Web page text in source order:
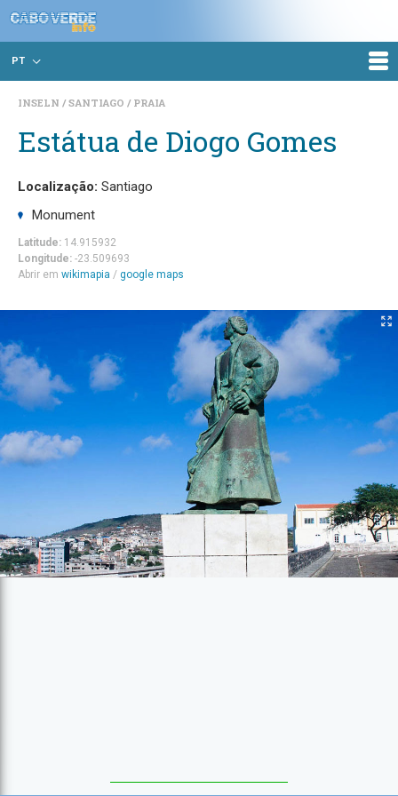
PT
INSELN SANTIAGO PRAIA
Estátua de Diogo Gomes
Localização: Santiago
Monument
Latitude: 14.915932
Longitude: -23.509693
Abrir em wikimapia / google maps